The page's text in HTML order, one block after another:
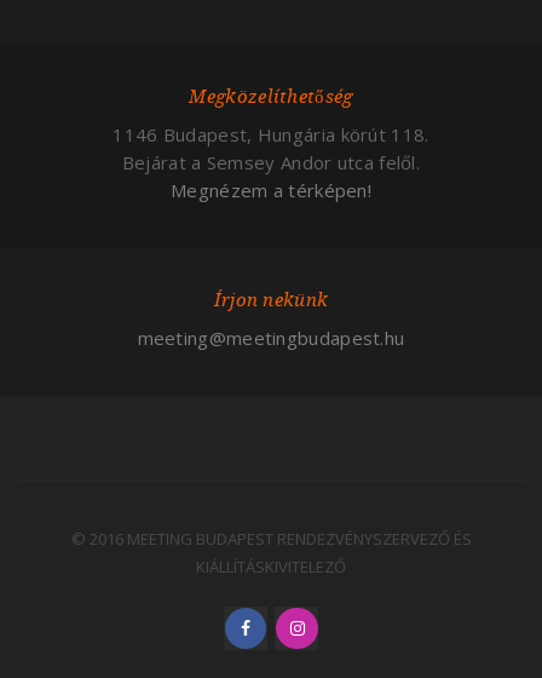
Megközelíthetőség
1146 Budapest, Hungária körút 118.
Bejárat a Semsey Andor utca felől.
Megnézem a térképen!
Írjon nekünk
meeting@meetingbudapest.hu
© 2016 MEETING BUDAPEST RENDEZVÉNYSZERVEZŐ ÉS
KIÁLLÍTÁSKIVITELEZŐ